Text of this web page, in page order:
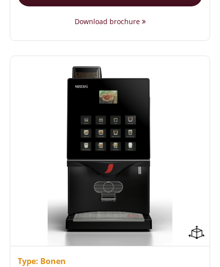
Download brochure
Compact formaat (64 cm hoog)
Optimale temperatuur vanaf het 1e kopje
Energiezuinig (A+ label)
Type: Bonen